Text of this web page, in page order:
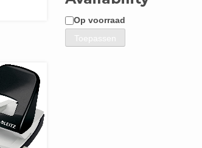
Beschikbaarheid
Op voorraad
Toepassen